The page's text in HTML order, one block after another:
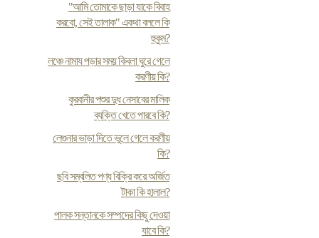
"আমি তোমাকে ছাড়া যাকে বিবাহ
করবো, সেই তালাক" একথা বললে কি
হুকুম?
লঞ্চে নামায পড়ার সময় কিবলা ঘুরে গেলে
করণীয় কি?
কুরবানীর পশুর দুধ নেসাবের মালিক
ব্যক্তি খেতে পারবে কি?
লেগুনার ভাড়া দিতে ভুলে গেলে করণীয়
কি?
ছবি সম্বলিত পণ্য বিক্রি করে অর্জিত
টাকা কি হালাল?
পালক সন্তানকে সম্পদের কিছু দেওয়া
যাবে কি?